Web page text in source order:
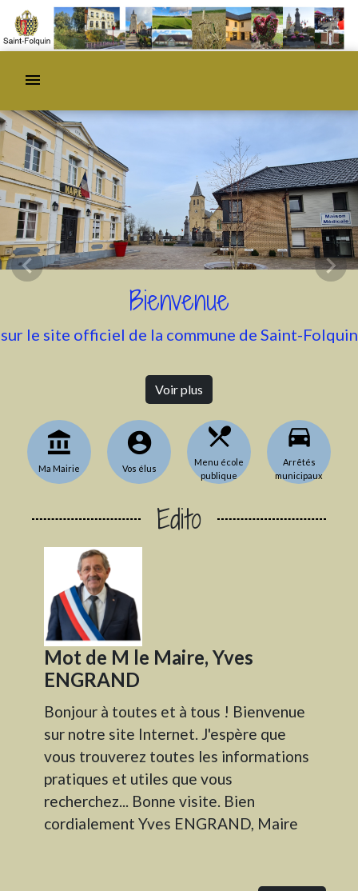
menu
Bienvenue
sur le site officiel de la commune de Saint-Folquin
Voir plus
chevron_leftPrevious chevron_right
Next
account_balance
Ma Mairie
account_circle
Vos élus
local_dining
Menu école
publique
directions_car
Arrêtés
municipaux
Edito
Mot de M le Maire, Yves
ENGRAND
Bonjour à toutes et à tous ! Bienvenue
sur notre site Internet. J'espère que
vous trouverez toutes les informations
pratiques et utiles que vous
recherchez... Bonne visite. Bien
cordialement Yves ENGRAND, Maire